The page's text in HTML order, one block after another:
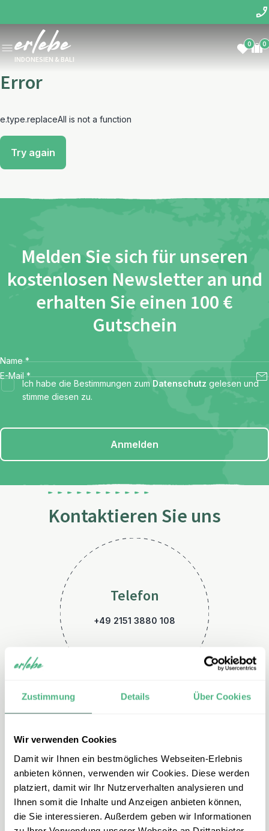
Zustimmung Details Über Cookies
Wir verwenden Cookies
Damit wir Ihnen ein bestmögliches Webseiten-Erlebnis
anbieten können, verwenden wir Cookies. Diese werden
platziert, damit wir Ihr Nutzerverhalten analysieren und
Ihnen somit die Inhalte und Anzeigen anbieten können,
die Sie interessieren. Außerdem geben wir Informationen
INDONESIEN & BALI
0 0
Error
e.type.replaceAll is not a function
Try again
Melden Sie sich für unseren
kostenlosen Newsletter an und
erhalten Sie einen 100 €
Gutschein
Name *
E-Mail *
Ich habe die Bestimmungen zum Datenschutz gelesen und
stimme diesen zu.
Anmelden
Kontaktieren Sie uns
Telefon
+49 2151 3880 108
E-Mail
indonesien@erlebe.de